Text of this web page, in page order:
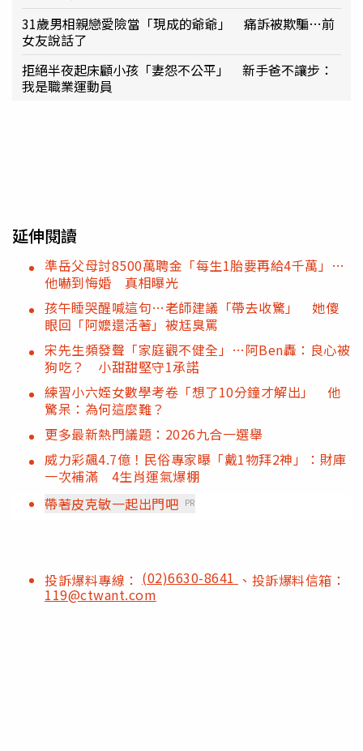
31歲男相親戀愛險當「現成的爺爺」 痛訴被欺騙…前
女友說話了
拒絕半夜起床顧小孩「妻怨不公平」 新手爸不讓步：
我是職業運動員
延伸閱讀
準岳父母討8500萬聘金「每生1胎要再給4千萬」…
他嚇到悔婚 真相曝光
孩午睡哭醒喊這句…老師建議「帶去收驚」 她傻
眼回「阿嬤還活著」被尪臭罵
宋先生頻發聲「家庭觀不健全」…阿Ben轟：良心被
狗吃？ 小甜甜堅守1承諾
練習小六姪女數學考卷「想了10分鐘才解出」 他
驚呆：為何這麼難？
更多最新熱門議題：2026九合一選舉
威力彩飆4.7億！民俗專家曝「戴1物拜2神」：財庫
一次補滿 4生肖運氣爆棚
帶著皮克敏一起出門吧 PR
投訴爆料專線： (02)6630-8641 、投訴爆料信箱：
119@ctwant.com